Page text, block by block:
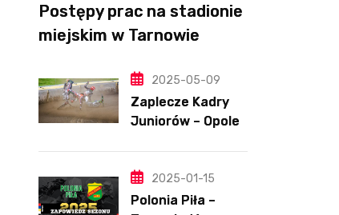
Postępy prac na stadionie
miejskim w Tarnowie
2025-05-09
Zaplecze Kadry
Juniorów – Opole,
2025-01-15
Polonia Piła –